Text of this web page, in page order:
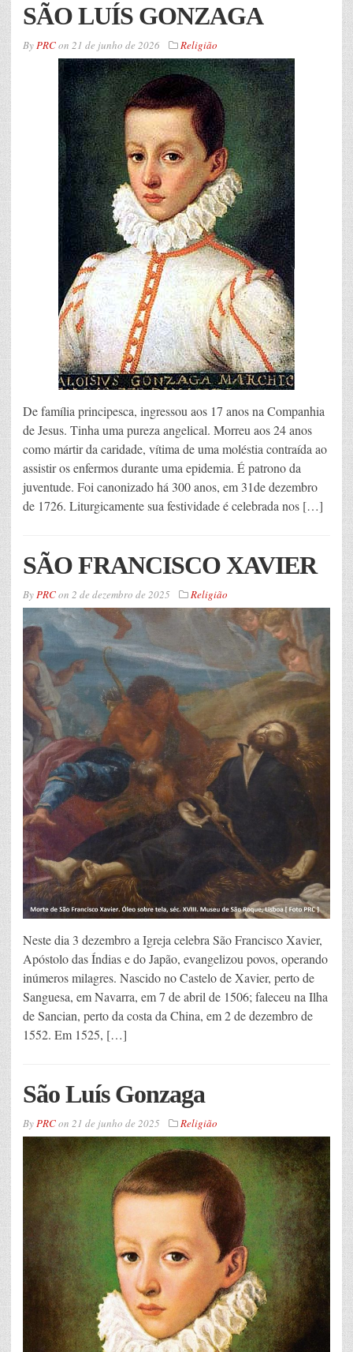
SÃO LUÍS GONZAGA
ByPRCon 21 de junho de 2026 Religião
De família principesca, ingressou aos 17 anos na Companhia
de Jesus. Tinha uma pureza angelical. Morreu aos 24 anos
como mártir da caridade, vítima de uma moléstia contraída ao
assistir os enfermos durante uma epidemia. É patrono da
juventude. Foi canonizado há 300 anos, em 31de dezembro
de 1726. Liturgicamente sua festividade é celebrada nos […]
SÃO FRANCISCO XAVIER
ByPRCon 2 de dezembro de 2025 Religião
Neste dia 3 dezembro a Igreja celebra São Francisco Xavier,
Apóstolo das Índias e do Japão, evangelizou povos, operando
inúmeros milagres. Nascido no Castelo de Xavier, perto de
Sanguesa, em Navarra, em 7 de abril de 1506; faleceu na Ilha
de Sancian, perto da costa da China, em 2 de dezembro de
1552. Em 1525, […]
São Luís Gonzaga
ByPRCon 21 de junho de 2025 Religião